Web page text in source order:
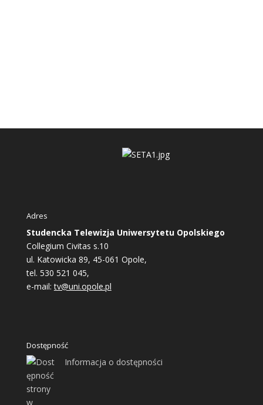
Adres
Studencka Telewizja Uniwersytetu Opolskiego
Collegium Civitas s.10
ul. Katowicka 89, 45-061 Opole,
tel. 530 521 045,
e-mail:tv@uni.opole.pl
Dostępność
Informacja o dostępności